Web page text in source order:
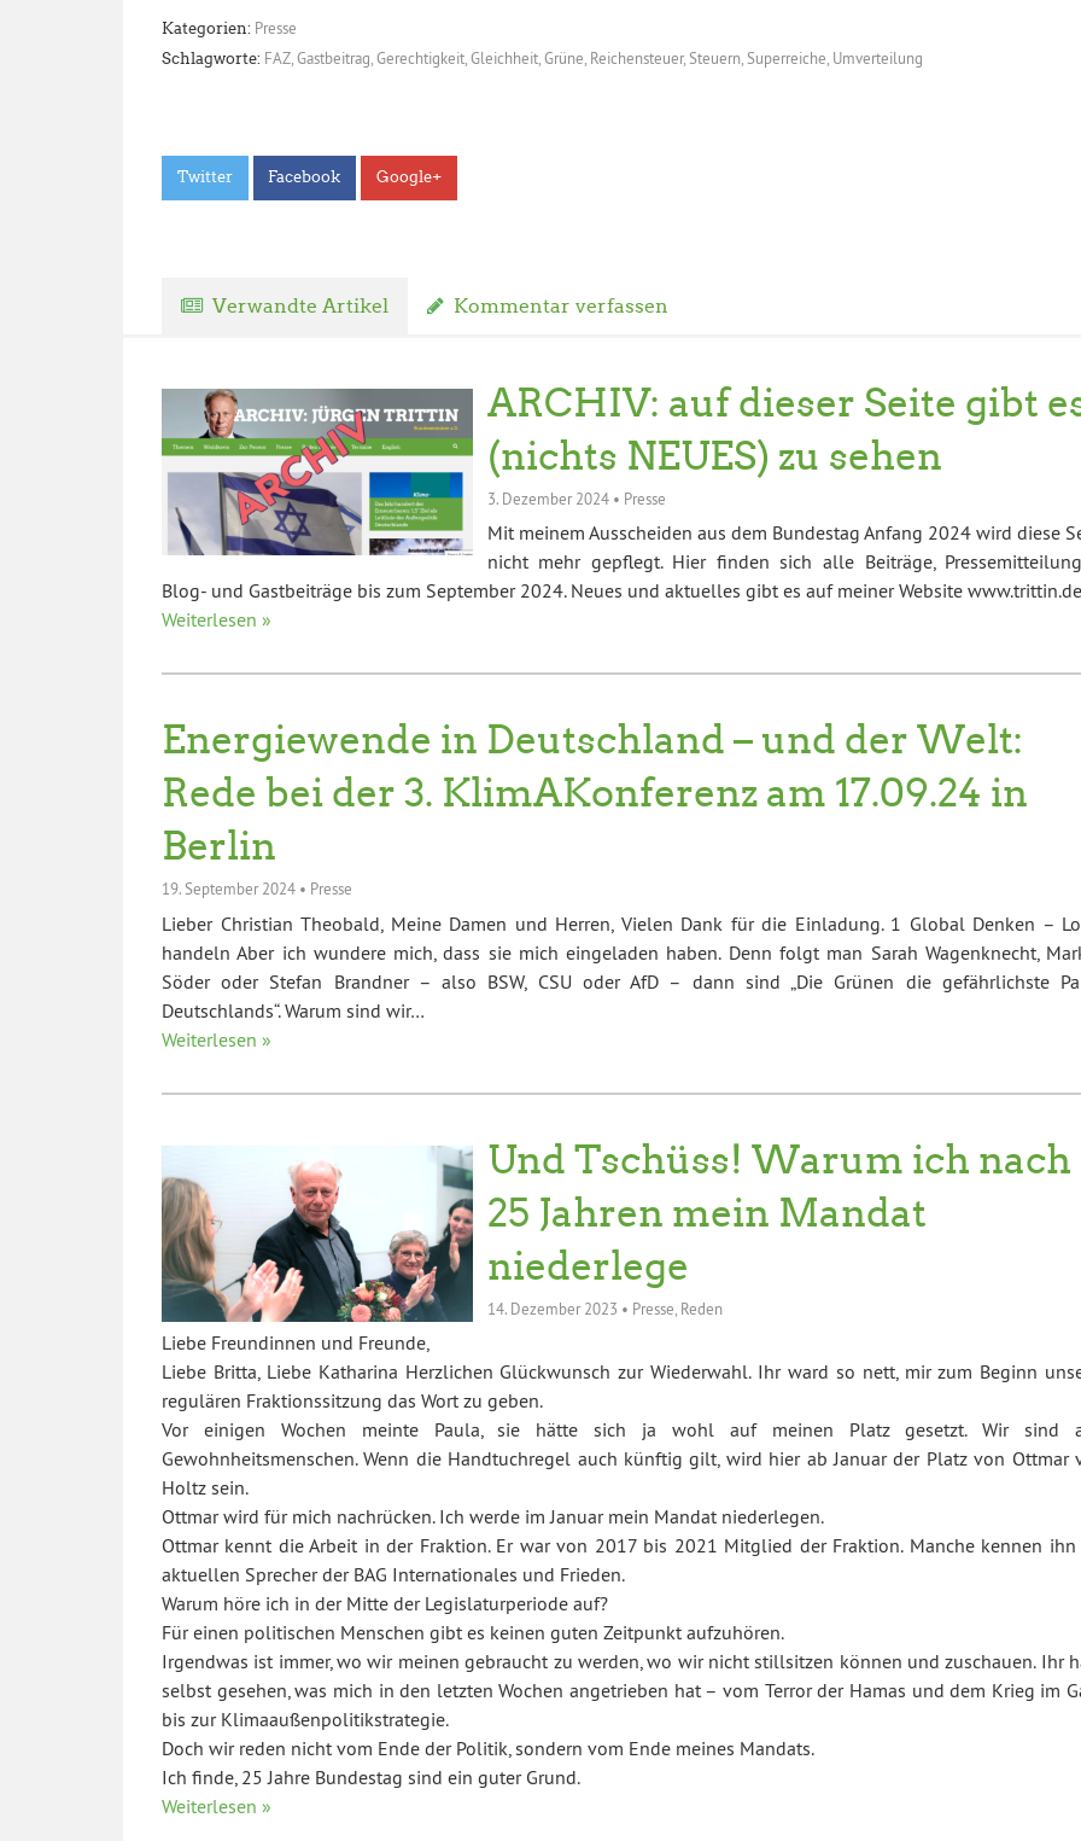
Kategorien: Presse
Schlagworte: FAZ,Gastbeitrag,Gerechtigkeit,Gleichheit,Grüne, Reichensteuer, Steuern, Superreiche, Umverteilung
Twitter Facebook Google+
Verwandte Artikel Kommentar verfassen
ARCHIV: auf dieser Seite gibt
(nichts NEUES) zu sehen
3. Dezember 2024• Presse
Mit meinem Ausscheiden aus dem Bundestag Anfang 2024 wird diese
nicht mehr gepflegt. Hier finden sich alle Beiträge,
Blog- und Gastbeiträge bis zum September 2024. Neues und aktuelles gibt es auf meiner Website www.trittin.de
Weiterlesen »
Energiewende in Deutschland – und der Welt:
Rede bei der 3. KlimAKonferenz am 17.09.24 in
Berlin
19. September 2024 • Presse
Lieber Christian Theobald, Meine Damen und Herren, Vielen Dank für die Einladung. 1 Global Denken –
handeln Aber ich wundere mich, dass sie mich eingeladen haben. Denn folgt man Sarah Wagenknecht,
Söder oder Stefan Brandner – also BSW, CSU oder AfD – dann sind „Die Grünen die gefährlichste
Deutschlands“. Warum sind wir…
Weiterlesen »
Und Tschüss! Warum ich nach
25 Jahren mein Mandat
niederlege
14. Dezember 2023 • Presse Reden
Liebe Freundinnen und Freunde,
Liebe Britta, Liebe Katharina Herzlichen Glückwunsch zur Wiederwahl. Ihr ward so nett, mir zum Beginn
regulären Fraktionssitzung das Wort zu geben.
Vor einigen Wochen meinte Paula, sie hätte sich ja wohl auf meinen Platz gesetzt. Wir sind
Gewohnheitsmenschen. Wenn die Handtuchregel auch künftig gilt, wird hier ab Januar der Platz von Ottmar
Holtz sein.
Ottmar wird für mich nachrücken. Ich werde im Januar mein Mandat niederlegen.
Ottmar kennt die Arbeit in der Fraktion. Er war von 2017 bis 2021 Mitglied der Fraktion. Manche kennen ihn
aktuellen Sprecher der BAG Internationales und Frieden.
Warum höre ich in der Mitte der Legislaturperiode auf?
Für einen politischen Menschen gibt es keinen guten Zeitpunkt aufzuhören.
Irgendwas ist immer, wo wir meinen gebraucht zu werden, wo wir nicht stillsitzen können und zuschauen. Ihr
selbst gesehen, was mich in den letzten Wochen angetrieben hat – vom Terror der Hamas und dem Krieg im
bis zur Klimaaußenpolitikstrategie.
Doch wir reden nicht vom Ende der Politik, sondern vom Ende meines Mandats.
Ich finde, 25 Jahre Bundestag sind ein guter Grund.
Weiterlesen »